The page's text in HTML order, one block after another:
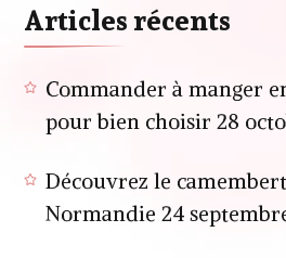
Articles récents
Commander à manger
pour bien choisir 28
Découvrez le
Normandie 24